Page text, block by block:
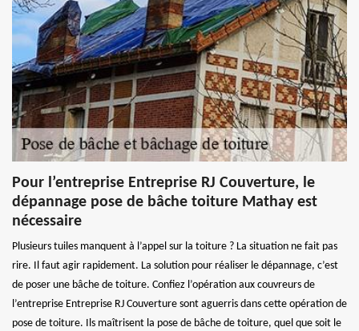
Pour l’entreprise Entreprise RJ Couverture, le
dépannage pose de bâche toiture Mathay est
nécessaire
Plusieurs tuiles manquent à l’appel sur la toiture ? La situation ne fait pas
rire. Il faut agir rapidement. La solution pour réaliser le dépannage, c’est
de poser une bâche de toiture. Confiez l’opération aux couvreurs de
l’entreprise Entreprise RJ Couverture sont aguerris dans cette opération de
pose de toiture. Ils maîtrisent la pose de bâche de toiture, quel que soit le